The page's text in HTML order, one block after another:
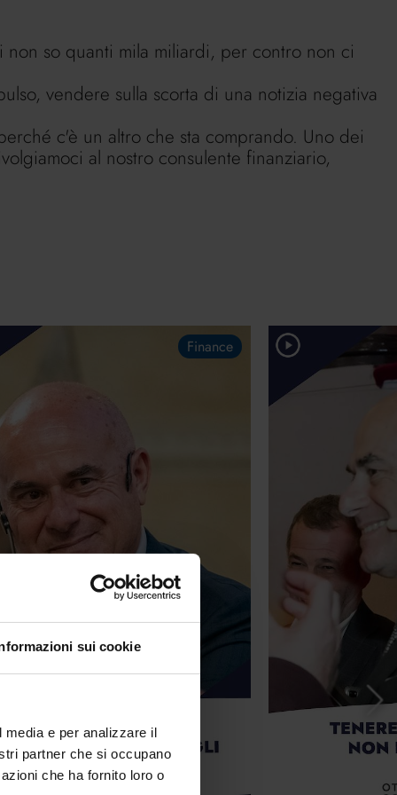
sui cookie
e per analizzare il
partner che si occupano
che ha fornito loro o
so quanti mila miliardi, per contro non ci
vendere sulla scorta di una notizia negativa
c'è un altro che sta comprando. Uno dei
al nostro consulente finanziario,
Finance